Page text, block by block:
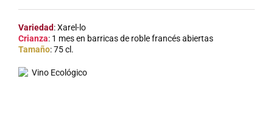
Variedad: Xarel-lo
Crianza: 1 mes en barricas de roble francés abiertas
Tamaño: 75 cl.
Vino Ecológico